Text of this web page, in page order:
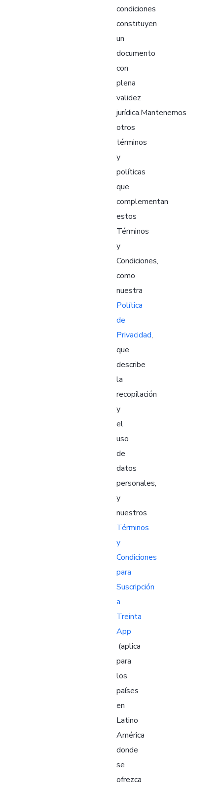
condiciones
constituyen
un
documento
con
plena
validez
jurídica.Mantenemos
otros
términos
y
políticas
que
complementan
estos
Términos
y
Condiciones,
como
nuestra
Política
de
Privacidad,
que
describe
la
recopilación
y
el
uso
de
datos
personales,
y
nuestros
Términos
y
Condiciones
para
Suscripción
a
Treinta
App
(aplica
para
los
países
en
Latino
América
donde
se
ofrezca